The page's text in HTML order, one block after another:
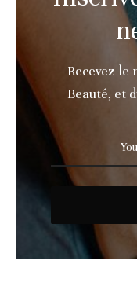
Recevez le
Beauté, et